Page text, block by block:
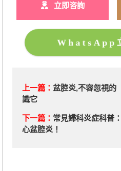
立即咨詢
WhatsApp
上一篇： 盆腔炎,不容忽視的
識它
下一篇： 常見婦科炎症科普
心盆腔炎！